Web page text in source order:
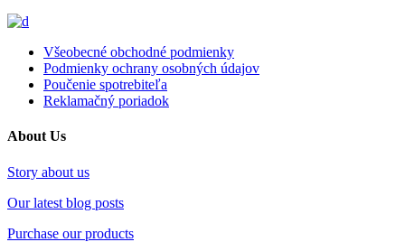
Všeobecné obchodné podmienky
Podmienky ochrany osobných údajov
Poučenie spotrebiteľa
Reklamačný poriadok
About Us
Story about us
Our latest blog posts
Purchase our products